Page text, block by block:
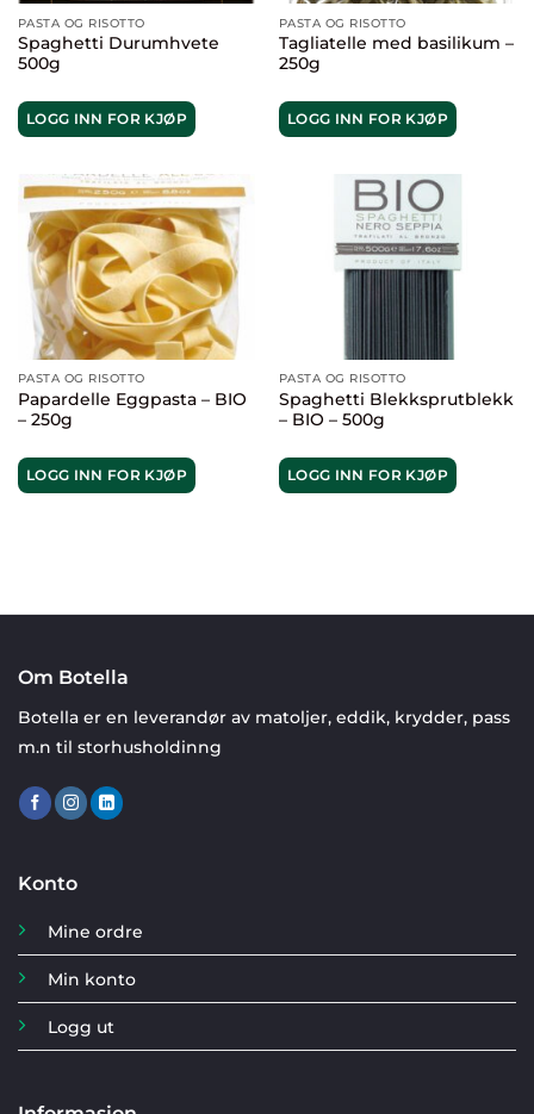
PASTA OG RISOTTO
Spaghetti Durumhvete
500g
LOGG INN FOR KJØP
PASTA OG RISOTTO
Tagliatelle med basilikum –
250g
LOGG INN FOR KJØP
PASTA OG RISOTTO
Papardelle Eggpasta – BIO
– 250g
LOGG INN FOR KJØP
PASTA OG RISOTTO
Spaghetti Blekksprutblekk
– BIO – 500g
LOGG INN FOR KJØP
Om Botella
Botella er en leverandør av matoljer, eddik, krydder, pass
m.n til storhusholdinng
Konto
Mine ordre
Min konto
Logg ut